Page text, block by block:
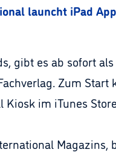
launcht iPad
gibt es ab sofort
Zum Start
im iTunes
Magazins,